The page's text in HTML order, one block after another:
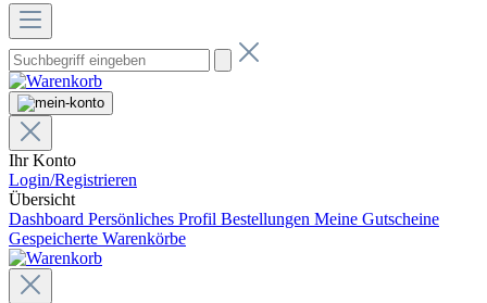
Ihr Konto
Login/Registrieren
Übersicht
Dashboard Persönliches Profil Bestellungen Meine Gutscheine
Gespeicherte Warenkörbe